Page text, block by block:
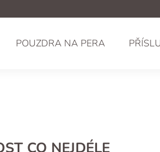
POUZDRA NA PERA
CO NEJDÉLE